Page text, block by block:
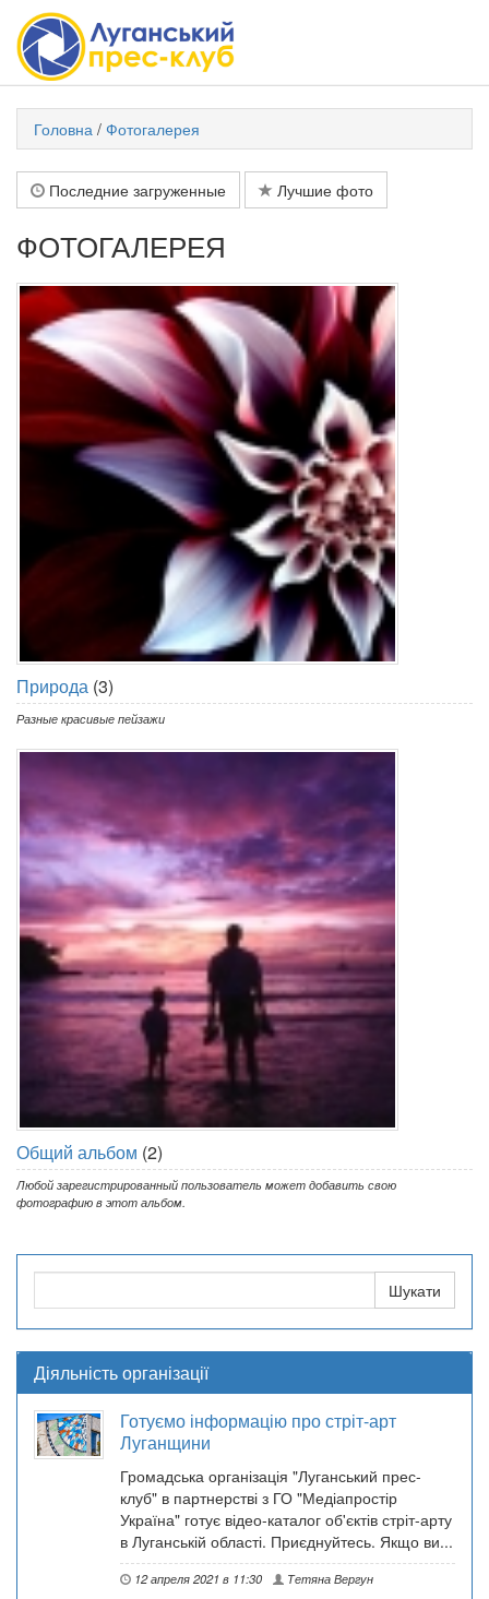
Головна / Фотогалерея
Последние загруженные Лучшие фото
ФОТОГАЛЕРЕЯ
Природа (3)
Разные красивые пейзажи
Общий альбом (2)
Любой зарегистрированный пользователь может добавить свою
фотографию в этот альбом.
Діяльність організації
Готуємо інформацію про стріт-арт
Луганщини
Громадська організація "Луганський прес-
клуб" в партнерстві з ГО "Медіапростір
Україна" готує відео-каталог об'єктів стріт-арту
в Луганській області. Приєднуйтесь. Якщо ви...
12 апреля 2021 в 11:30 Тетяна Вергун